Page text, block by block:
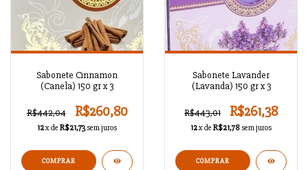
Sabonete Cinnamon
(Canela) 150 gr x 3
R$442,04 R$260,80
12x de R$21,73 sem juros
Sabonete Lavander
(Lavanda) 150 gr x 3
R$443,01 R$261,38
12x de R$21,78 sem juros